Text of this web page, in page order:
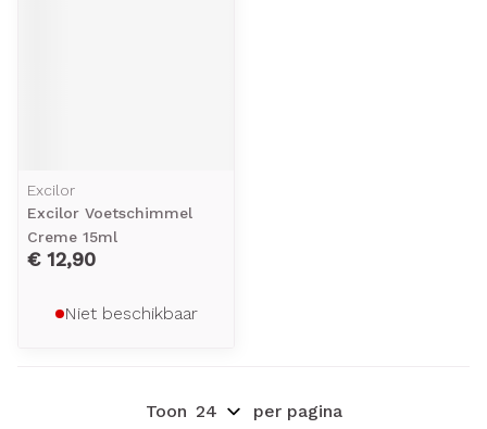
Excilor
Excilor Voetschimmel
Creme 15ml
€ 12,90
Niet beschikbaar
Toon per pagina